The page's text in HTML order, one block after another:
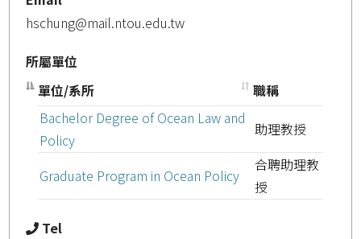
hschung@mail.ntou.edu.tw
所屬單位
單位/系所
職稱
Bachelor Degree of Ocean Law and
Policy
助理教授
Graduate Program in Ocean Policy
合聘助理教
授
Tel